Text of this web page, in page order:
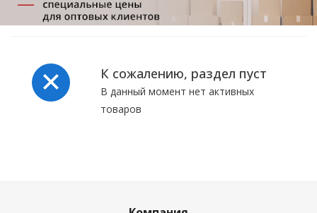
К сожалению, раздел пуст
В данный момент нет активных
товаров